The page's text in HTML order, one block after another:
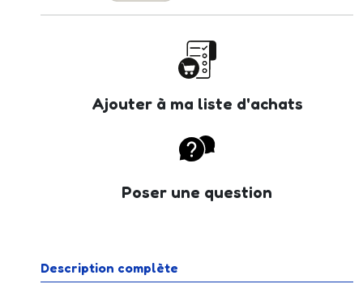
Ajouter à ma liste d'achats
Poser une question
Description complète